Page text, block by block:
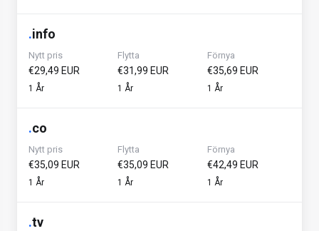
.info
Nytt pris
€29,49 EUR
1 År
Flytta
€31,99 EUR
1 År
Förnya
€35,69 EUR
1 År
.co
Nytt pris
€35,09 EUR
1 År
Flytta
€35,09 EUR
1 År
Förnya
€42,49 EUR
1 År
.tv